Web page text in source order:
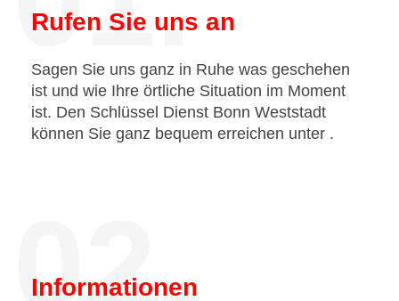
Rufen Sie uns an
Sagen Sie uns ganz in Ruhe was geschehen
ist und wie Ihre örtliche Situation im Moment
ist. Den Schlüssel Dienst Bonn Weststadt
können Sie ganz bequem erreichen unter .
02.
Informationen